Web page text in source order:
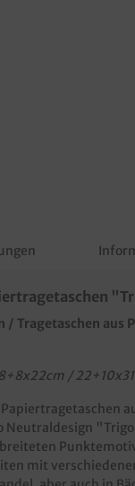
Tragetaschen aus
/
Neutraldesign
mit